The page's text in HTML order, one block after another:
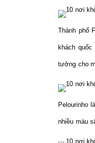
Thành phố
khách
tưởng cho
Pelourinho là
nhiều màu